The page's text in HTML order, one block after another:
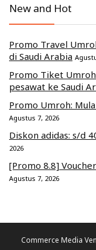
New and Hot
Promo Travel
di Saudi Arabia
Promo Tiket
pesawat ke Saudi
Promo Umroh:
Agustus 7, 2026
Diskon adidas: s/d
2026
[Promo 8.8]
Agustus 7, 2026
Commerce Media